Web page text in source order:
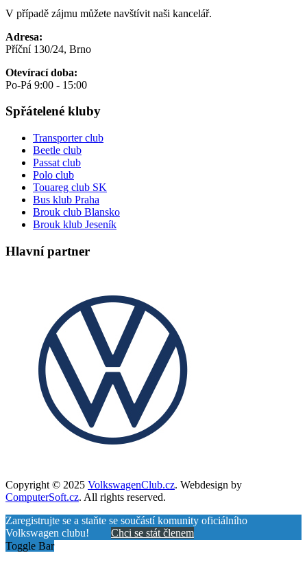
V případě zájmu můžete navštívit naši kancelář.
Adresa:
Příční 130/24, Brno
Otevírací doba:
Po-Pá 9:00 - 15:00
Spřátelené kluby
Transporter club
Beetle club
Passat club
Polo club
Touareg club SK
Bus klub Praha
Brouk club Blansko
Brouk klub Jeseník
Hlavní partner
Copyright © 2025 VolkswagenClub.cz. Webdesign by
ComputerSoft.cz. All rights reserved.
Zaregistrujte se a staňte se součástí komunity oficiálního
Volkswagen clubu! Chci se stát členem
Toggle Bar